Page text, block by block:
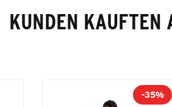
KUNDEN KAUFTEN
-35%